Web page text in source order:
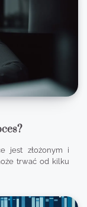
jest złożonym i
trwać od kilku